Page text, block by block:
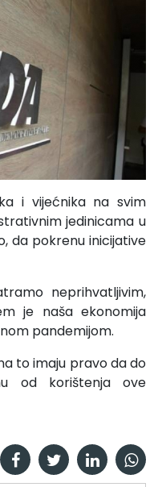
i vijećnika na svim
jedinicama u
da pokrenu inicijative
neprihvatljivim,
je naša ekonomija
pandemijom.
to imaju pravo da do
od korištenja ove